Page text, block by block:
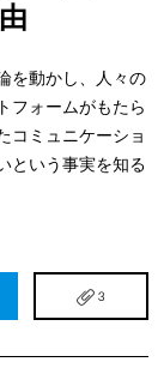
を動かし、人々の
フォームがもたら
コミュニケーショ
という事実を知る
3